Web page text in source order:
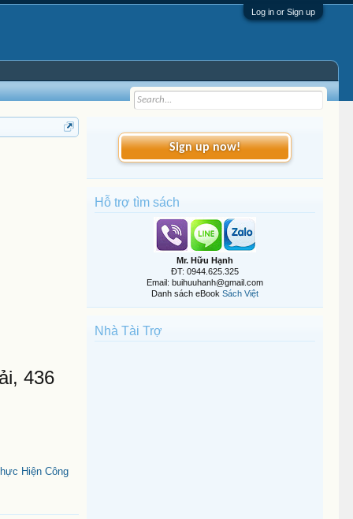
Log in or Sign up
436
Hiện Công
Sign up now!
Hỗ trợ tìm sách
Mr. Hữu Hạnh
ĐT: 0944.625.325
Email: buihuuhanh@gmail.com
Danh sách eBook Sách Việt
Nhà Tài Trợ